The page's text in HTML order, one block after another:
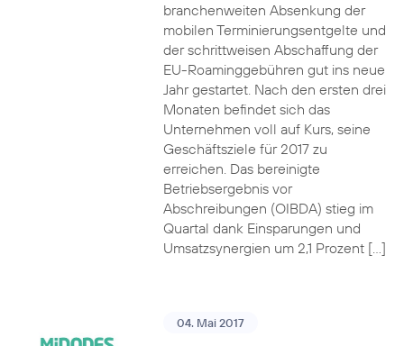
branchenweiten Absenkung der
mobilen Terminierungsentgelte und
der schrittweisen Abschaffung der
EU-Roaminggebühren gut ins neue
Jahr gestartet. Nach den ersten drei
Monaten befindet sich das
Unternehmen voll auf Kurs, seine
Geschäftsziele für 2017 zu
erreichen. Das bereinigte
Betriebsergebnis vor
Abschreibungen (OIBDA) stieg im
Quartal dank Einsparungen und
Umsatzsynergien um 2,1 Prozent […]
04. Mai 2017